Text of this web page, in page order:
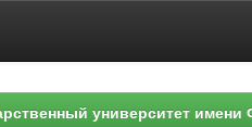
университет